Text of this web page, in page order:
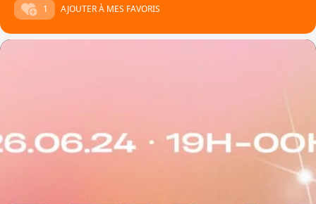
1
AJOUTER À MES FAVORIS